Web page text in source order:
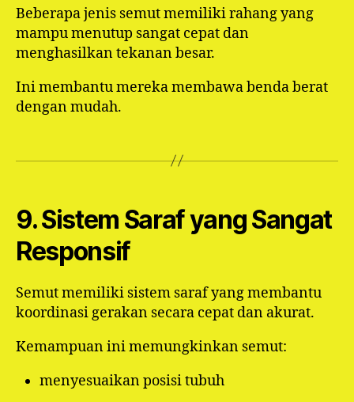
Beberapa jenis semut memiliki rahang yang
mampu menutup sangat cepat dan
menghasilkan tekanan besar.
Ini membantu mereka membawa benda berat
dengan mudah.
9. Sistem Saraf yang Sangat
Responsif
Semut memiliki sistem saraf yang membantu
koordinasi gerakan secara cepat dan akurat.
Kemampuan ini memungkinkan semut:
menyesuaikan posisi tubuh